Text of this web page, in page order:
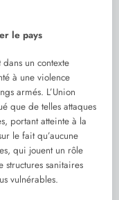
le pays
un contexte
à une violence
armés. L’Union
que de telles attaques
portant atteinte à la
le fait qu’aucune
qui jouent un rôle
structures sanitaires
vulnérables.